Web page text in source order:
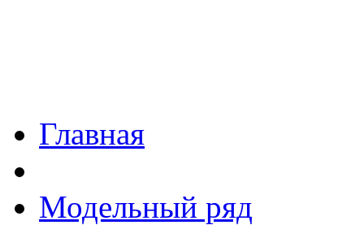
Главная
Модельный ряд